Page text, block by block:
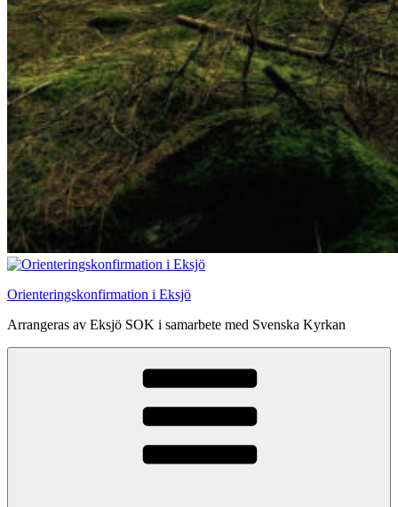
Orienteringskonfirmation i Eksjö
Arrangeras av Eksjö SOK i samarbete med Svenska Kyrkan